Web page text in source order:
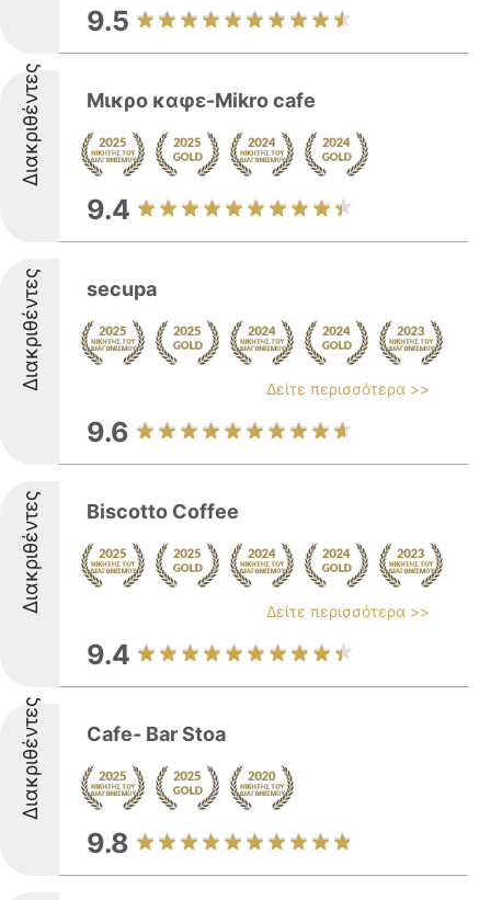
9.5
Διακριθέντες Μικρο καφε-Mikro cafe
9.4
Διακριθέντες secupa
Δείτε περισσότερα >>
9.6
Διακριθέντες Biscotto Coffee
Δείτε περισσότερα >>
9.4
Διακριθέντες Cafe- Bar Stoa
9.8